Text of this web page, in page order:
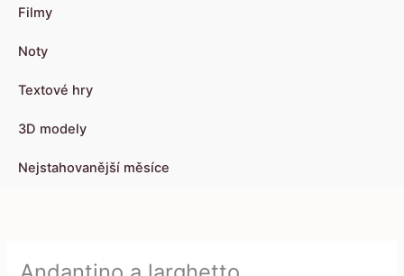
Filmy
Noty
Textové hry
3D modely
Nejstahovanější měsíce